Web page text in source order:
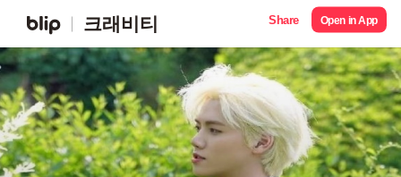
크래비티 Share Open in App